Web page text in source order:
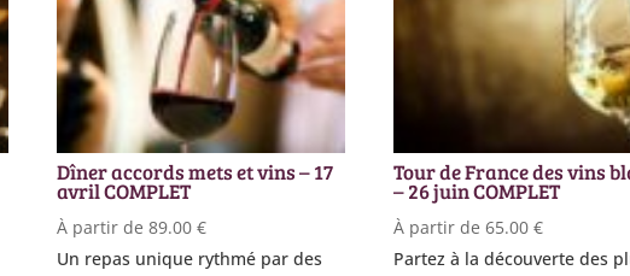
Dîner accords mets et vins – 17
avril COMPLET
À partir de89.00€
Un repas unique rythmé par des
Tour de France des vins
– 26 juin COMPLET
À partir de65.00€
Partez à la découverte des